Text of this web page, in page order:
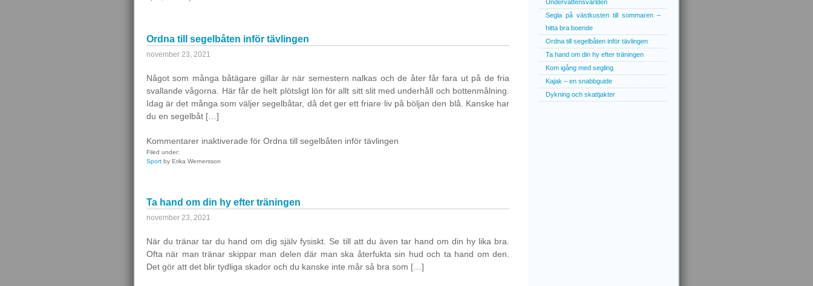
Ordna till segelbåten inför tävlingen
november 23, 2021
Något som många båtägare gillar är när semestern nalkas och de åter får fara ut på de fria
svallande vågorna. Här får de helt plötsligt lön för allt sitt slit med underhåll och bottenmålning.
Idag är det många som väljer segelbåtar, då det ger ett friare liv på böljan den blå. Kanske har
du en segelbåt […]
Kommentarer inaktiverade för Ordna till segelbåten inför tävlingen
Filed under:
Sport by Erika Wernersson
Ta hand om din hy efter träningen
november 23, 2021
När du tränar tar du hand om dig själv fysiskt. Se till att du även tar hand om din hy lika bra.
Ofta när man tränar skippar man delen där man ska återfukta sin hud och ta hand om den.
Det gör att det blir tydliga skador och du kanske inte mår så bra som […]
Undervattensvärlden
Segla på västkusten till sommaren –
hitta bra boende
Ordna till segelbåten inför tävlingen
Ta hand om din hy efter träningen
Kom igång med segling
Kajak – en snabbguide
Dykning och skattjakter